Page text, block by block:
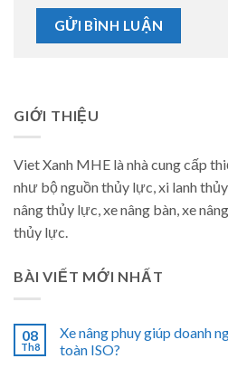
GIỚI THIỆU
Viet Xanh MHE là nhà cung cấp
như bộ nguồn thủy lực, xi lanh
nâng thủy lực, xe nâng bàn, xe
thủy lực.
BÀI VIẾT MỚI NHẤT
08
Th8
Xe nâng phuy giúp doanh
toàn ISO?